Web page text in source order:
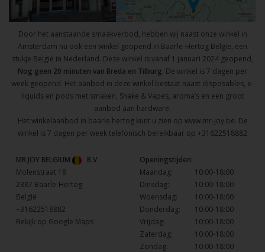
Door het aanstaande smaakverbod, hebben wij naast onze winkel in
Amsterdam nu ook een winkel geopend in Baarle-Hertog Belgie, een
stukje Belgie in Nederland. Deze winkel is vanaf 1 januari 2024 geopend,
Nog geen 20 minuten van Breda en Tilburg. De winkel is 7 dagen per
week geopend. Het aanbod in deze winkel bestaat naast disposables, e-
liquids en pods met smaken, Shake & Vapes, aroma’s en een groot
aanbod aan hardware.
Het winkelaanbod in baarle hertog kunt u zien op www.mr-joy.be. De
winkel is 7 dagen per week telefonisch bereikbaar op +31622518882
MR.JOY BELGIUM
B.V
Molenstraat 18
2387 Baarle-Hertog
België
+31622518882
Bekijk op Google Maps
Openingstijden:
Maandag:
10:00-18:00
Dinsdag:
10:00-18:00
Woensdag:
10:00-18:00
Donderdag:
10:00-18:00
Vrijdag:
10:00-18:00
Zaterdag:
10:00-18:00
Zondag:
10:00-18:00